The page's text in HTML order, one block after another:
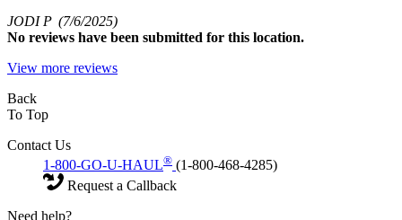
JODI P (7/6/2025)
No reviews have been submitted for this location.
View more reviews
Back
To Top
Contact Us
1-800-GO-U-HAUL® (1-800-468-4285)
Request a Callback
Need help?